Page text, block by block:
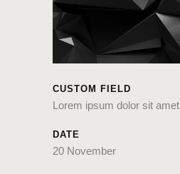
CUSTOM FIELD
Lorem ipsum dolor sit amet
DATE
20 November